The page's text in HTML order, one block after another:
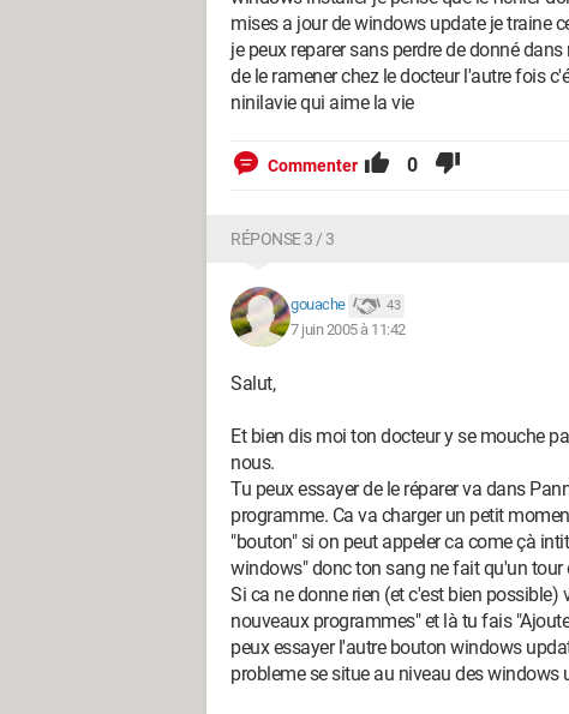
mises a jour de windows update je traine
je peux reparer sans perdre de donné
de le ramener chez le docteur l'autre fois
ninilavie qui aime la vie
Commenter 0
RÉPONSE 3 / 3
gouache 43
7 juin 2005 à 11:42
Salut,
Et bien dis moi ton docteur y se mouche
nous.
Tu peux essayer de le réparer va dans
programme. Ca va charger un petit
"bouton" si on peut appeler ca come çà
windows" donc ton sang ne fait qu'un tour
Si ca ne donne rien (et c'est bien
nouveaux programmes" et là tu fais
peux essayer l'autre bouton windows
probleme se situe au niveau des windows